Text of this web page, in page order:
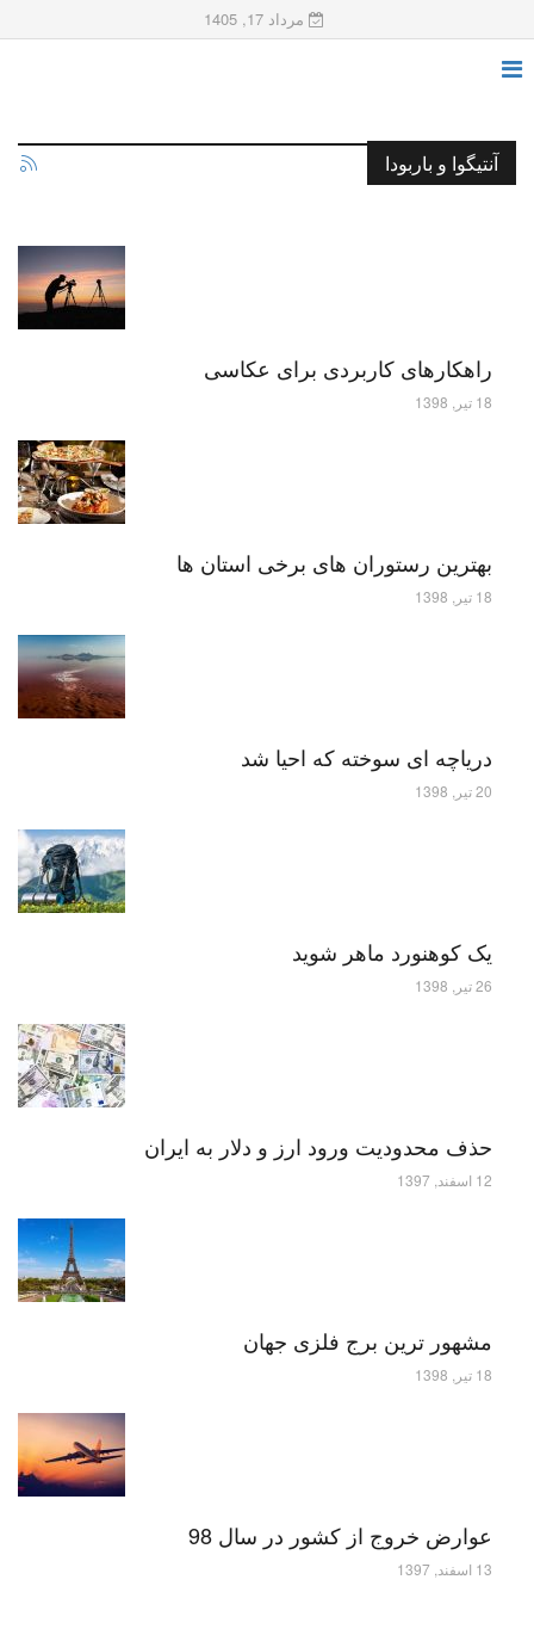
مرداد 17, 1405
آنتیگوا و باربودا
راهکارهای کاربردی برای عکاسی
18 تیر, 1398
بهترین رستوران های برخی استان ها
18 تیر, 1398
دریاچه ای سوخته که احیا شد
20 تیر, 1398
یک کوهنورد ماهر شوید
26 تیر, 1398
حذف محدودیت ورود ارز و دلار به ایران
12 اسفند, 1397
مشهور ترین برج فلزی جهان
18 تیر, 1398
عوارض خروج از کشور در سال 98
13 اسفند, 1397